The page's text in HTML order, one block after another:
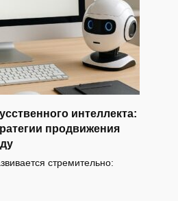
интеллекта:
продвижения
стремительно: